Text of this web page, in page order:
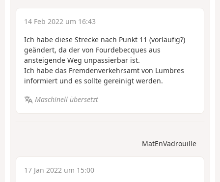
14 Feb 2022 um 16:43
Ich habe diese Strecke nach Punkt 11 (vorläufig?)
geändert, da der von Fourdebecques aus
ansteigende Weg unpassierbar ist.
Ich habe das Fremdenverkehrsamt von Lumbres
informiert und es sollte gereinigt werden.
Maschinell übersetzt
MatEnVadrouille
17 Jan 2022 um 15:00